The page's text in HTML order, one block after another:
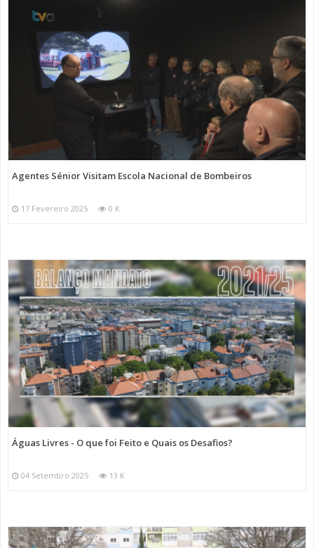
Agentes Sénior Visitam Escola Nacional de Bombeiros
17 Fevereiro 2025 0 K
Águas Livres - O que foi Feito e Quais os Desafios?
04 Setembro 2025 13 K